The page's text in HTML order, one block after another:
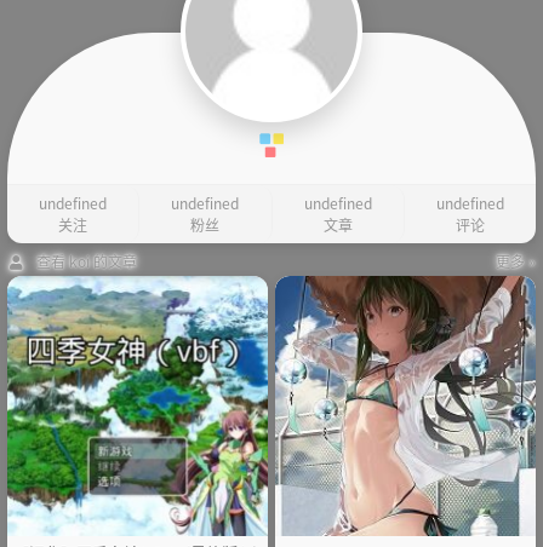
undefined
关注
undefined
粉丝
undefined
文章
undefined
评论
查看 koi 的文章
更多 »